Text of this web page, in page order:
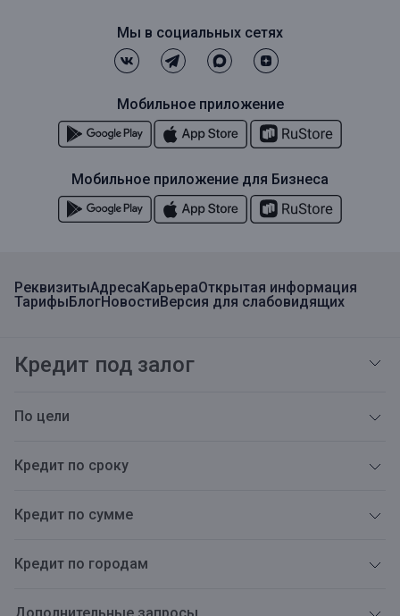
РеквизитыАдресаКарьераОткрытая информация
ТарифыБлогНовостиВерсия для слабовидящих
Кредит под залог
По цели
Кредит по сроку
Кредит по сумме
Кредит по городам
Мы в социальных сетях
Мобильное приложение
Мобильное приложение для Бизнеса